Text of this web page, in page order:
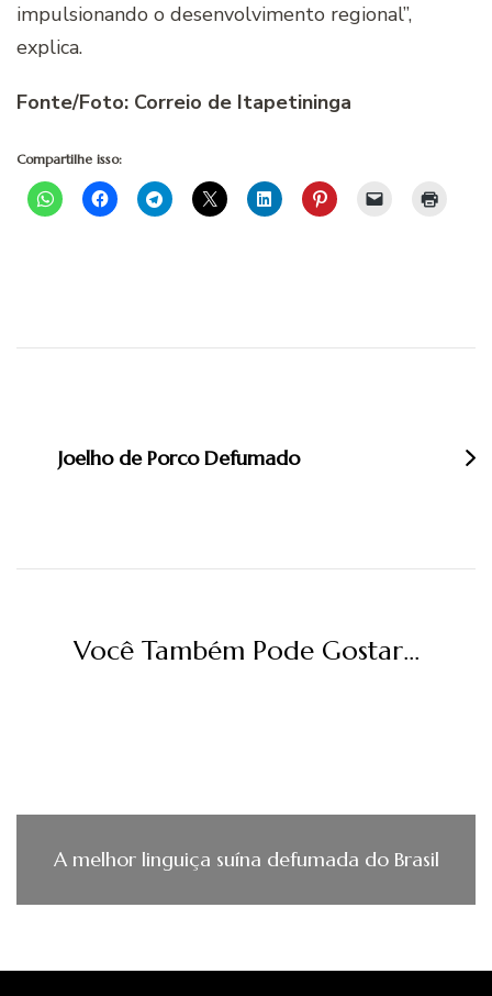
impulsionando o desenvolvimento regional”,
explica.
Fonte/Foto: Correio de Itapetininga
Compartilhe isso:
post
Joelho de Porco Defumado
Você Também Pode Gostar...
A melhor linguiça suína defumada do Brasil